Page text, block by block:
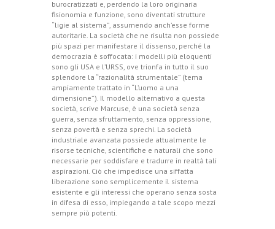
burocratizzati e, perdendo la loro originaria
fisionomia e funzione, sono diventati strutture
“ligie al sistema”, assumendo anch’esse forme
autoritarie. La società che ne risulta non possiede
più spazi per manifestare il dissenso, perché la
democrazia è soffocata: i modelli più eloquenti
sono gli USA e l’URSS, ove trionfa in tutto il suo
splendore la “razionalità strumentale” (tema
ampiamente trattato in “L’uomo a una
dimensione”). Il modello alternativo a questa
società, scrive Marcuse, è una società senza
guerra, senza sfruttamento, senza oppressione,
senza povertà e senza sprechi. La società
industriale avanzata possiede attualmente le
risorse tecniche, scientifiche e naturali che sono
necessarie per soddisfare e tradurre in realtà tali
aspirazioni. Ciò che impedisce una siffatta
liberazione sono semplicemente il sistema
esistente e gli interessi che operano senza sosta
in difesa di esso, impiegando a tale scopo mezzi
sempre più potenti.